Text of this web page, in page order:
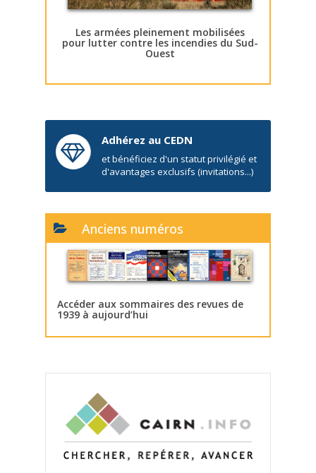
Les armées pleinement mobilisées
pour lutter contre les incendies du Sud-
Ouest
Adhérez au CEDN
et bénéficiez d'un statut privilégié et
d'avantages exclusifs (invitations...)
Anciens numéros
Accéder aux sommaires des revues de
1939 à aujourd’hui